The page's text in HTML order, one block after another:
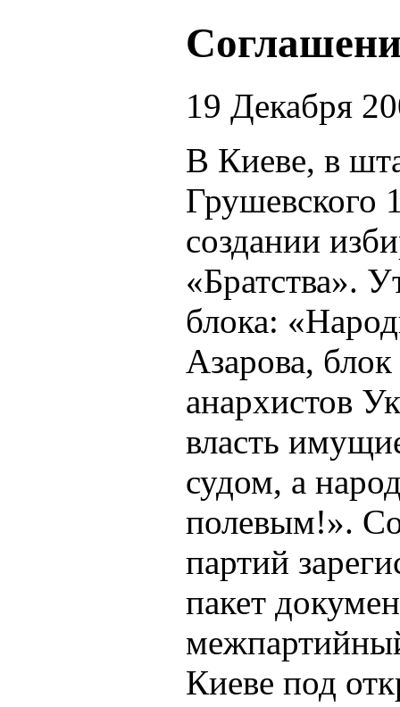
19 Декабря
В Киеве, в
Грушевского
создании
«Братства».
блока:
Азарова,
анархистов
власть
судом, а
полевым!».
партий
пакет
Киеве под